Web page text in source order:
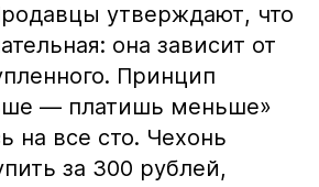
утверждают, что
она зависит от
Принцип
— платишь меньше»
на все сто. Чехонь
за 300 рублей,